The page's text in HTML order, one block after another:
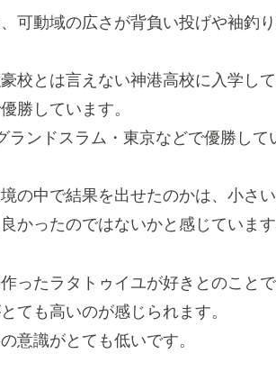
可動域の広さが背負い投げや袖釣
校とは言えない神港高校に入学し
勝しています。
ンドスラム・東京などで優勝して
の中で結果を出せたのかは、小さ
かったのではないかと感じています
ったラタトゥイユが好きとのことで
ても高いのが感じられます。
意識がとても低いです。